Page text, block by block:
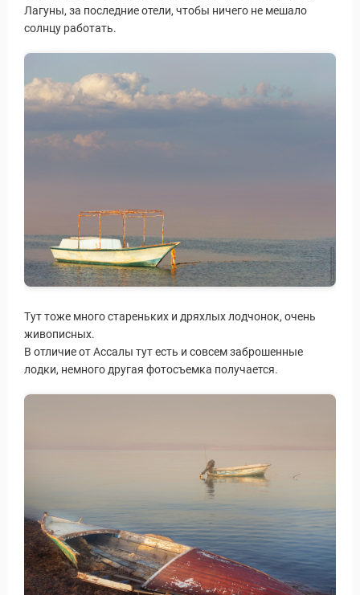
Лагуны, за последние отели, чтобы ничего не мешало
солнцу работать.
Тут тоже много стареньких и дряхлых лодчонок, очень
живописных.
В отличие от Ассалы тут есть и совсем заброшенные
лодки, немного другая фотосъемка получается.